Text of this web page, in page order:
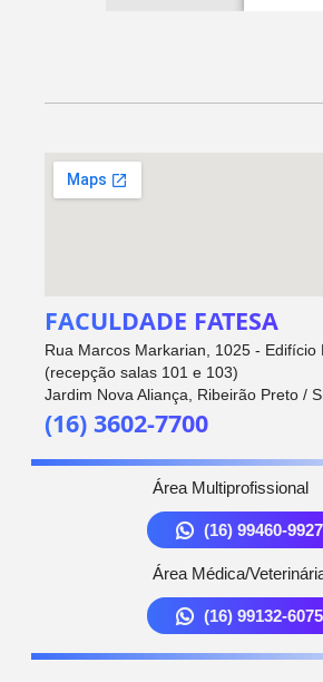
FACULDADE FATESA
Rua Marcos Markarian, 1025 - Edifício
(recepção salas 101 e 103)
Jardim Nova Aliança, Ribeirão Preto /
(16) 3602-7700
Área Multiprofissional
(16) 99460-9927
Área Médica/
(16) 99132-6075